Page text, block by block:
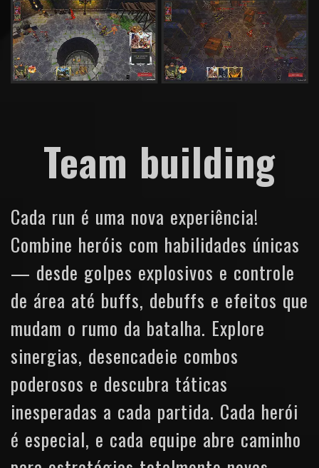
Team building
Cada run é uma nova experiência!
Combine heróis com habilidades únicas
— desde golpes explosivos e controle
de área até buffs, debuffs e efeitos que
mudam o rumo da batalha. Explore
sinergias, desencadeie combos
poderosos e descubra táticas
inesperadas a cada partida. Cada herói
é especial, e cada equipe abre caminho